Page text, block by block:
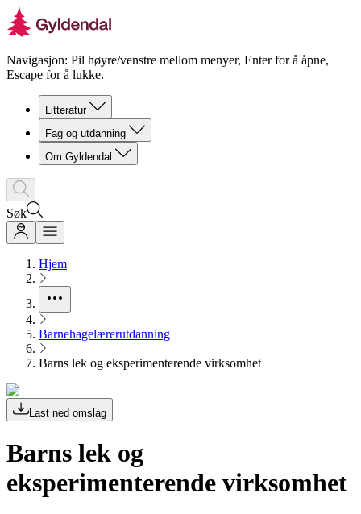
Navigasjon: Pil høyre/venstre mellom menyer, Enter for å åpne,
Escape for å lukke.
Litteratur
Fag og utdanning
Om Gyldendal
Søk
Hjem
Barnehagelærerutdanning
Barns lek og eksperimenterende virksomhet
Last ned omslag
Barns lek og
eksperimenterende virksomhet